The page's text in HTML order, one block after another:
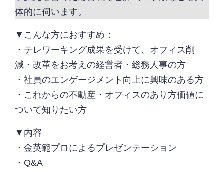
体的に伺います。
▼こんな方におすすめ：
・テレワーキング成果を受けて、オフィス削
減・改革をお考えの経営者・総務人事の方
・社員のエンゲージメント向上に興味のある方
・これからの不動産・オフィスのあり方価値に
ついて知りたい方
▼内容
・金英範プロによるプレゼンテーション
・Q&A